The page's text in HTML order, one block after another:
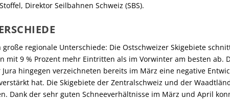
Direktor Seilbahnen Schweiz (SBS).
große regionale Unterschiede: Die Ostschweizer Skigebiete
mit 9 % Prozent mehr Eintritten als im Vorwinter am besten ab.
hingegen verzeichneten bereits im März eine negative
hat. Die Skigebiete der Zentralschweiz und der
Dank der sehr guten Schneeverhältnisse im März und April